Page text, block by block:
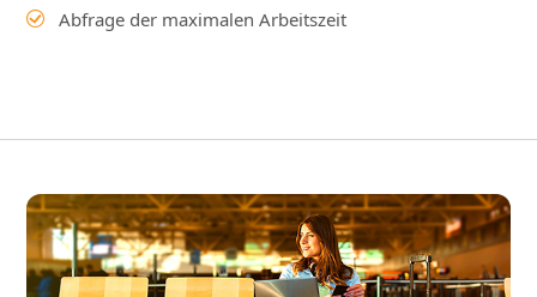
Abfrage der maximalen Arbeitszeit